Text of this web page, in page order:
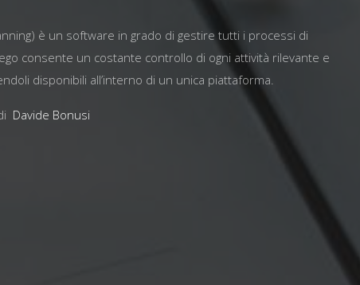
è un software in grado di gestire tutti i processi di
consente un costante controllo di ogni attività rilevante e
disponibili all’interno di un unica piattaforma.
Davide Bonusi